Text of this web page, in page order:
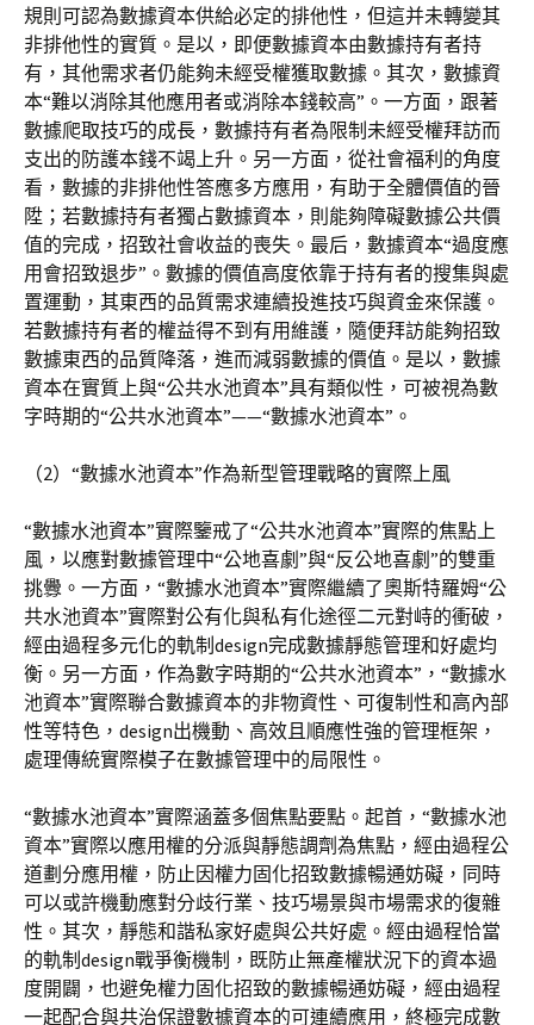
規則可認為數據資本供給必定的排他性，但這并未轉變其
非排他性的實質。是以，即便數據資本由數據持有者持
有，其他需求者仍能夠未經受權獲取數據。其次，數據資
本“難以消除其他應用者或消除本錢較高”。一方面，跟著
數據爬取技巧的成長，數據持有者為限制未經受權拜訪而
支出的防護本錢不竭上升。另一方面，從社會福利的角度
看，數據的非排他性答應多方應用，有助于全體價值的晉
陞；若數據持有者獨占數據資本，則能夠障礙數據公共價
值的完成，招致社會收益的喪失。最后，數據資本“過度應
用會招致退步”。數據的價值高度依靠于持有者的搜集與處
置運動，其東西的品質需求連續投進技巧與資金來保護。
若數據持有者的權益得不到有用維護，隨便拜訪能夠招致
數據東西的品質降落，進而減弱數據的價值。是以，數據
資本在實質上與“公共水池資本”具有類似性，可被視為數
字時期的“公共水池資本”——“數據水池資本”。
（2）“數據水池資本”作為新型管理戰略的實際上風
“數據水池資本”實際鑒戒了“公共水池資本”實際的焦點上
風，以應對數據管理中“公地喜劇”與“反公地喜劇”的雙重
挑釁。一方面，“數據水池資本”實際繼續了奧斯特羅姆“公
共水池資本”實際對公有化與私有化途徑二元對峙的衝破，
經由過程多元化的軌制design完成數據靜態管理和好處均
衡。另一方面，作為數字時期的“公共水池資本”，“數據水
池資本”實際聯合數據資本的非物資性、可復制性和高內部
性等特色，design出機動、高效且順應性強的管理框架，
處理傳統實際模子在數據管理中的局限性。
“數據水池資本”實際涵蓋多個焦點要點。起首，“數據水池
資本”實際以應用權的分派與靜態調劑為焦點，經由過程公
道劃分應用權，防止因權力固化招致數據暢通妨礙，同時
可以或許機動應對分歧行業、技巧場景與市場需求的復雜
性。其次，靜態和諧私家好處與公共好處。經由過程恰當
的軌制design戰爭衡機制，既防止無產權狀況下的資本過
度開闢，也避免權力固化招致的數據暢通妨礙，經由過程
一起配合與共治保證數據資本的可連續應用，終極完成數